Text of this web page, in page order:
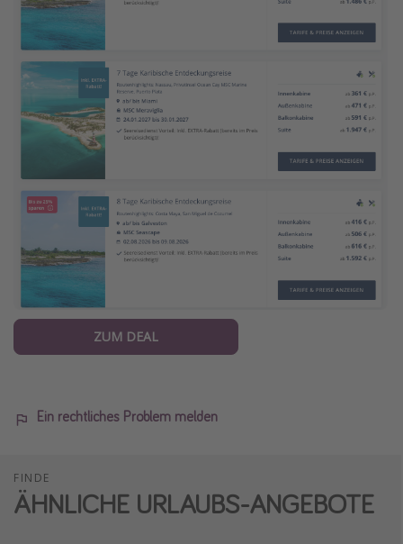
ZUM DEAL
Ein rechtliches Problem melden
FINDE
ÄHNLICHE URLAUBS-ANGEBOTE